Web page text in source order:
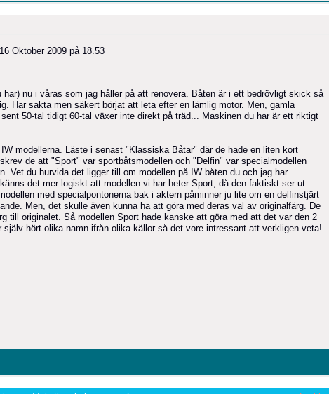
16 Oktober 2009 på 18.53
har) nu i våras som jag håller på att renovera. Båten är i ett bedrövligt skick så
Har sakta men säkert börjat att leta efter en lämlig motor. Men, gamla
50-tal tidigt 60-tal växer inte direkt på träd... Maskinen du har är ett riktigt
modellerna. Läste i senast "Klassiska Båtar" där de hade en liten kort
de att "Sport" var sportbåtsmodellen och "Delfin" var specialmodellen
Vet du hurvida det ligger till om modellen på IW båten du och jag har
det mer logiskt att modellen vi har heter Sport, då den faktiskt ser ut
med specialpontonerna bak i aktern påminner ju lite om en delfinstjärt
Men, det skulle även kunna ha att göra med deras val av originalfärg. De
till originalet. Så modellen Sport hade kanske att göra med att det var den 2
själv hört olika namn ifrån olika källor så det vore intressant att verkligen veta!